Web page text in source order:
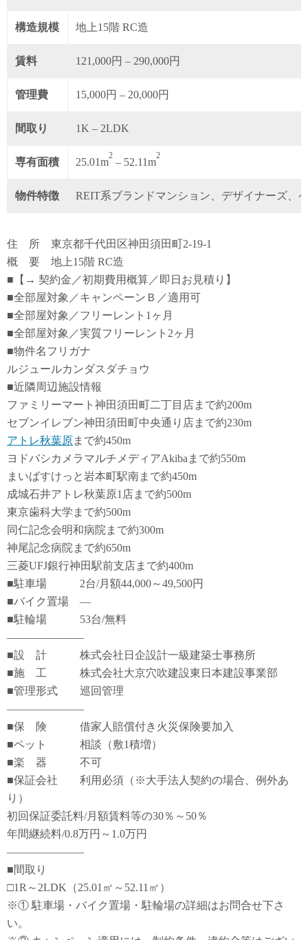
構造規模 地上15階 RC造
賃料 121,000円 – 290,000円
管理費 15,000円 – 20,000円
間取り 1K – 2LDK
専有面積 25.01m
2
– 52.11m
2
物件特徴 REIT系ブランドマンション、デザイナーズ、
住 所 東京都千代田区神田須田町2-19-1
概 要 地上15階 RC造
■【→ 契約金／初期費用概算／即日お見積り】
■全部屋対象／キャンペーンＢ／適用可
■全部屋対象／フリーレント1ヶ月
■全部屋対象／実質フリーレント2ヶ月
■物件名フリガナ
ルジュールカンダスダチョウ
■近隣周辺施設情報
ファミリーマート神田須田町二丁目店まで約200m
セブンイレブン神田須田町中央通り店まで約230m
アトレ秋葉原まで約450m
ヨドバシカメラマルチメディアAkibaまで約550m
まいばすけっと岩本町駅南まで約450m
成城石井アトレ秋葉原1店まで約500m
東京歯科大学まで約500m
同仁記念会明和病院まで約300m
神尾記念病院まで約650m
三菱UFJ銀行神田駅前支店まで約400m
■駐車場 2台/月額44,000～49,500円
■バイク置場 ―
■駐輪場 53台/無料
―――――――
■設 計 株式会社日企設計一級建築士事務所
■施 工 株式会社大京穴吹建設東日本建設事業部
■管理形式 巡回管理
―――――――
■保 険 借家人賠償付き火災保険要加入
■ペット 相談（敷1積増）
■楽 器 不可
■保証会社 利用必須（※大手法人契約の場合、例外あ
り）
初回保証委託料/月額賃料等の30％～50％
年間継続料/0.8万円～1.0万円
―――――――
■間取り
□1R～2LDK（25.01㎡～52.11㎡）
※① 駐車場・バイク置場・駐輪場の詳細はお問合せ下さ
い。